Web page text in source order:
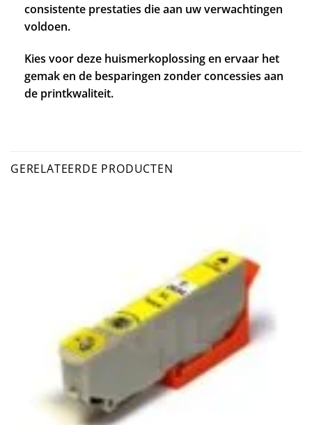
consistente prestaties die aan uw verwachtingen
voldoen.
Kies voor deze huismerkoplossing en ervaar het
gemak en de besparingen zonder concessies aan
de printkwaliteit.
GERELATEERDE PRODUCTEN